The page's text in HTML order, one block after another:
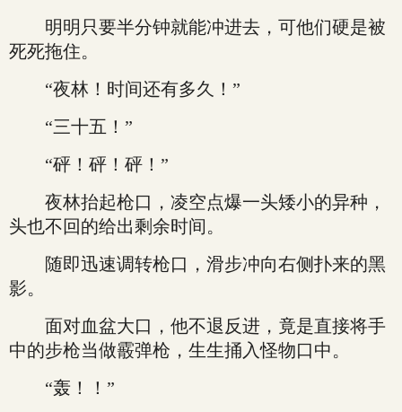
明明只要半分钟就能冲进去，可他们硬是被
死死拖住。
“夜林！时间还有多久！”
“三十五！”
“砰！砰！砰！”
夜林抬起枪口，凌空点爆一头矮小的异种，
头也不回的给出剩余时间。
随即迅速调转枪口，滑步冲向右侧扑来的黑
影。
面对血盆大口，他不退反进，竟是直接将手
中的步枪当做霰弹枪，生生捅入怪物口中。
“轰！！”